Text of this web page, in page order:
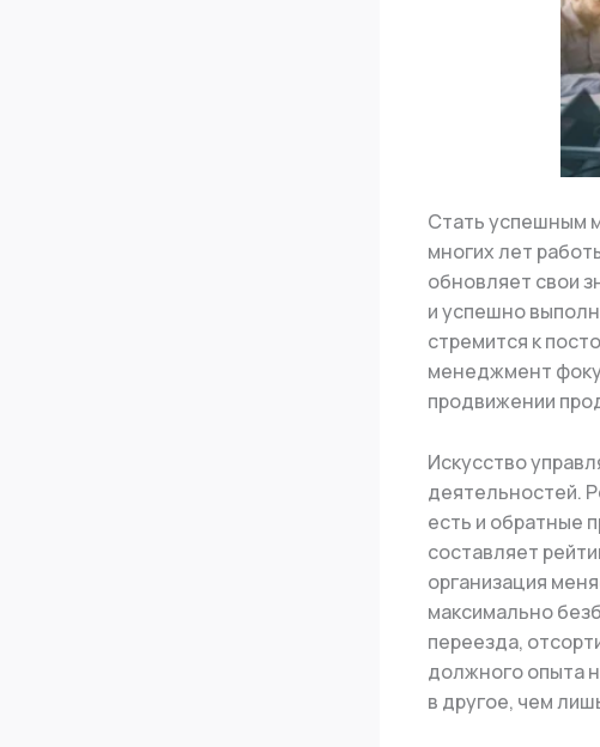
Стать успешным
многих лет
обновляет свои
и успешно
стремится к
менеджмент
продвижении
Искусство
деятельностей.
есть и обратные
составляет
организация
максимально
переезда,
должного опыта
в другое, чем